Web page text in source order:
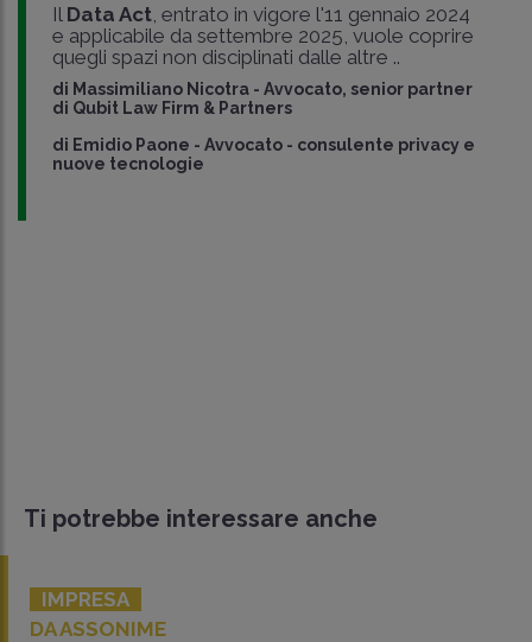
Il Data Act, entrato in vigore l'11 gennaio 2024
e applicabile da settembre 2025, vuole coprire
quegli spazi non disciplinati dalle altre ..
di Massimiliano Nicotra - Avvocato, senior partner
di Qubit Law Firm & Partners
di Emidio Paone - Avvocato - consulente privacy e
nuove tecnologie
Ti potrebbe interessare anche
IMPRESA
DA ASSONIME